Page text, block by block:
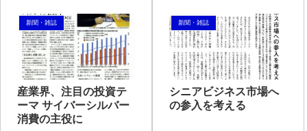
新聞・雑誌
産業界、注目の投資テ
ーマ サイバーシルバー
消費の主役に
新聞・雑誌
シニアビジネス市場へ
の参入を考える